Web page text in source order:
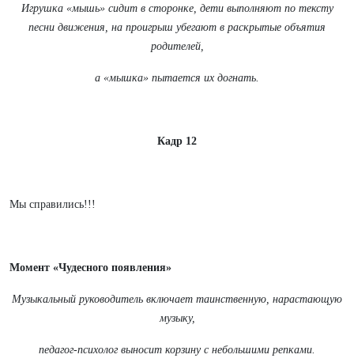
Игрушка «мышь» сидит в сторонке, дети выполняют по тексту
песни движения, на проигрыш убегают в раскрытые объятия
родителей,
а «мышка» пытается их догнать.
Кадр 12
Мы справились!!!
Момент «Чудесного появления»
Музыкальный руководитель включает таинственную, нарастающую
музыку,
педагог-психолог выносит корзину с небольшими репками.